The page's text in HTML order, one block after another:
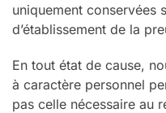
uniquement conservées
d’établissement de la
En tout état de cause,
à caractère personnel
pas celle nécessaire au